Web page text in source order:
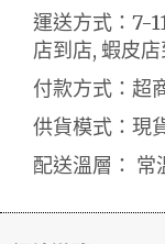
運送方式：7-
店到店, 蝦皮
付款方式：超
供貨模式：現
配送溫層： 常